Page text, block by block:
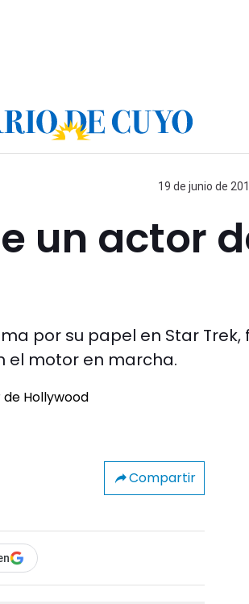
19 de junio de
un actor
por su papel en Star Trek,
el motor en marcha.
Compartir